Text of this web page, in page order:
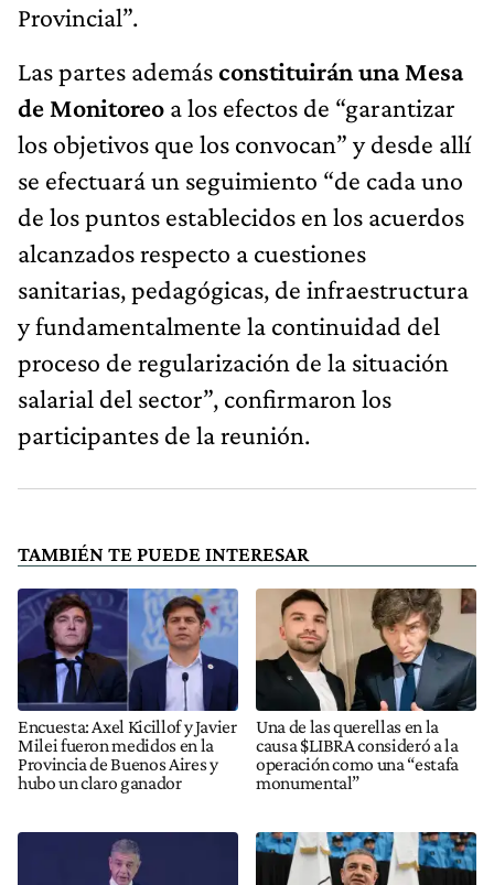
Provincial”.
Las partes ademásconstituirán una Mesa
de Monitoreo a los efectos de “garantizar
los objetivos que los convocan” y desde allí
se efectuará un seguimiento “de cada uno
de los puntos establecidos en los acuerdos
alcanzados respecto a cuestiones
sanitarias, pedagógicas, de infraestructura
y fundamentalmente la continuidad del
proceso de regularización de la situación
salarial del sector”, confirmaron los
participantes de la reunión.
TAMBIÉN TE PUEDE INTERESAR
Encuesta: Axel Kicillof y Javier
Milei fueron medidos en la
Provincia de Buenos Aires y
hubo un claro ganador
Una de las querellas en la
causa $LIBRA consideró a la
operación como una “estafa
monumental”